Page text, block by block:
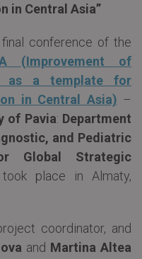
in Central Asia”
conference of the
(Improvement of
as a template for
in Central Asia) –
of Pavia: Department
and Pediatric
Global Strategic
place in Almaty,
coordinator, and
and Martina Altea